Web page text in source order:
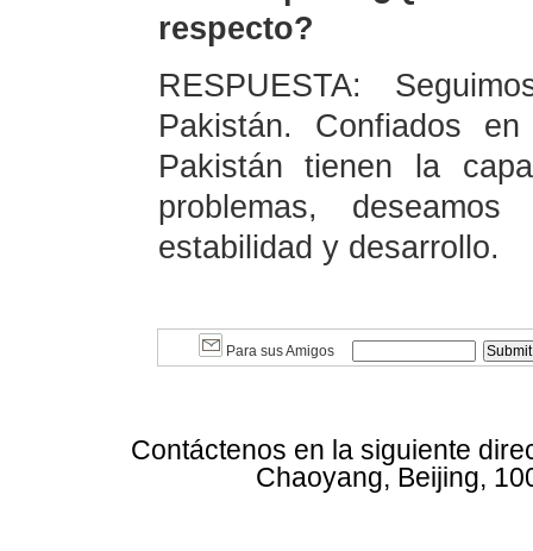
respecto?
RESPUESTA:
Pakistán. Confiados
Pakistán tienen la
problemas,
estabilidad y desarrollo.
Para sus Amigos
Contáctenos en la siguiente
Chaoyang, Beijing,